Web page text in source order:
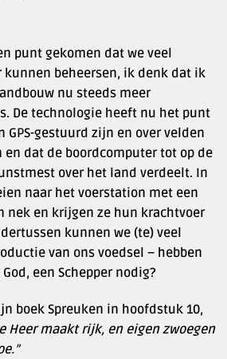
punt gekomen dat we veel
beheersen, ik denk dat ik
nu steeds meer
De technologie heeft nu het punt
gestuurd zijn en over velden
dat de boordcomputer tot op de
over het land verdeelt. In
naar het voerstation met een
nek en krijgen ze hun krachtvoer
kunnen we (te) veel
van ons voedsel – hebben
een Schepper nodig?
boek Spreuken in hoofdstuk 10,
Heer maakt rijk, en eigen zwoegen